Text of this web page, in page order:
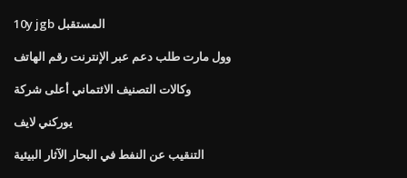
10y jgb المستقبل
وول مارت طلب دعم عبر الإنترنت رقم الهاتف
وكالات التصنيف الائتماني أعلى شركة
يوركني لايف
التنقيب عن النفط في البحار الآثار البيئية